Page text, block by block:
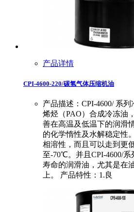
产品详情
CPI-4600-220/碳氢气体压缩机油
产品描述：CPI-4600/ 系
烯烃（PAO）合成冷冻油
善在高温及低温下的润滑
的化学惰性及水解稳定性
相溶性，而且可以走到更
至-70℃。并且CPI-4600/
寿命的润滑油，尤其是在
上。 产品特性：1.良